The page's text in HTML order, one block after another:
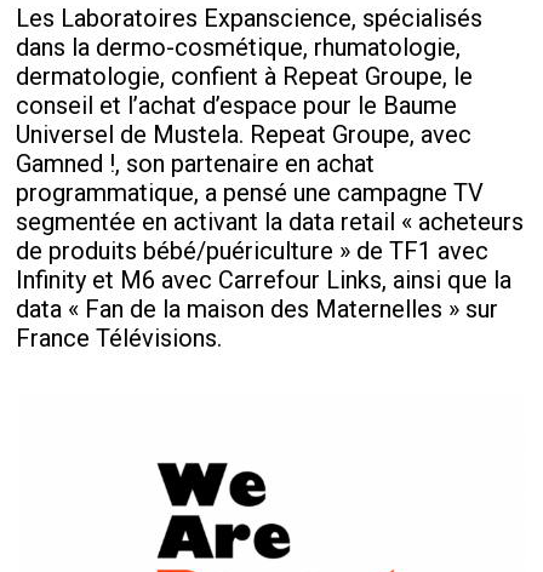
Les Laboratoires Expanscience, spécialisés
dans la dermo-cosmétique, rhumatologie,
dermatologie, confient à Repeat Groupe, le
conseil et l’achat d’espace pour le Baume
Universel de Mustela. Repeat Groupe, avec
Gamned !, son partenaire en achat
programmatique, a pensé une campagne TV
segmentée en activant la data retail « acheteurs
de produits bébé/puériculture » de TF1 avec
Infinity et M6 avec Carrefour Links, ainsi que la
data « Fan de la maison des Maternelles » sur
France Télévisions.